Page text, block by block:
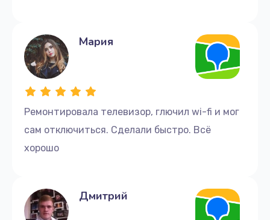
Ремонтировала телевизор, глючил wi-fi и мог
сам отключиться. Сделали быстро. Всё
хорошо
Мария
Дмитрий